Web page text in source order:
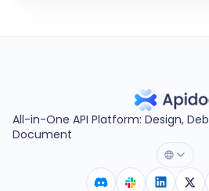
All-in-One API Platform: Design,
Document